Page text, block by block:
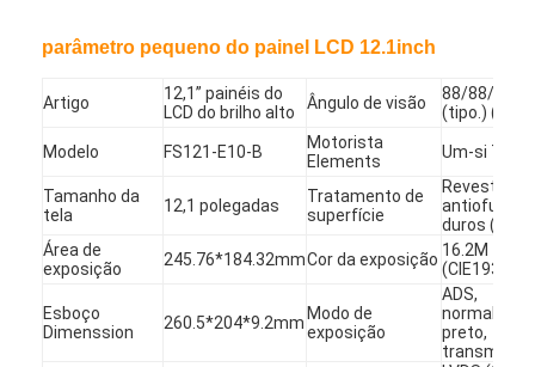
parâmetro pequeno do painel LCD 12.1inch
Artigo
12,1” painéis do
LCD do brilho alto
Ângulo de visão
88/88/88/
(tipo.)
Modelo FS121-E10-B
Motorista
Elements
Um-si TFT
Tamanho da
tela
12,1 polegadas
Tratamento de
superfície
duros (3H)
Área de
exposição
245.76*184.32mmCor da exposição 16.2M 72%
(CIE1931)
Esboço
Dimenssion
260.5*204*9.2mm Modo de
exposição
ADS,
preto,